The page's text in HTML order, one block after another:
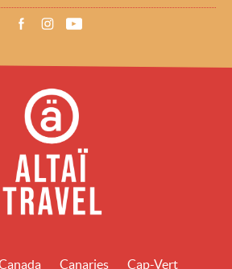
Canaries Cap-Vert